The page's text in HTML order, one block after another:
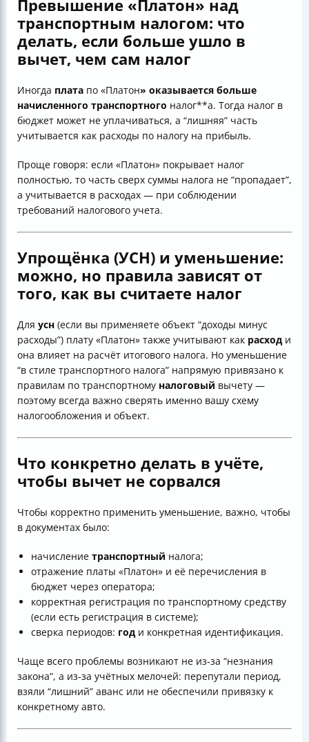
Превышение «Платон» над
транспортным налогом: что
делать, если больше ушло в
вычет, чем сам налог
Иногда плата по «Платон» оказывается больше
начисленного транспортного налог**а. Тогда налог в
бюджет может не уплачиваться, а “лишняя” часть
учитывается как расходы по налогу на прибыль.
Проще говоря: если «Платон» покрывает налог
полностью, то часть сверх суммы налога не “пропадает”,
а учитывается в расходах — при соблюдении
требований налогового учета.
Упрощёнка (УСН) и уменьшение:
можно, но правила зависят от
того, как вы считаете налог
Для усн (если вы применяете объект “доходы минус
расходы”) плату «Платон» также учитывают как расход и
она влияет на расчёт итогового налога. Но уменьшение
“в стиле транспортного налога” напрямую привязано к
правилам по транспортному налоговый вычету —
поэтому всегда важно сверять именно вашу схему
налогообложения и объект.
Что конкретно делать в учёте,
чтобы вычет не сорвался
Чтобы корректно применить уменьшение, важно, чтобы
в документах было:
начисление транспортный налога;
отражение платы «Платон» и её перечисления в
бюджет через оператора;
корректная регистрация по транспортному средству
(если есть регистрация в системе);
сверка периодов: год и конкретная идентификация.
Чаще всего проблемы возникают не из‑за “незнания
закона”, а из‑за учётных мелочей: перепутали период,
взяли “лишний” аванс или не обеспечили привязку к
конкретному авто.